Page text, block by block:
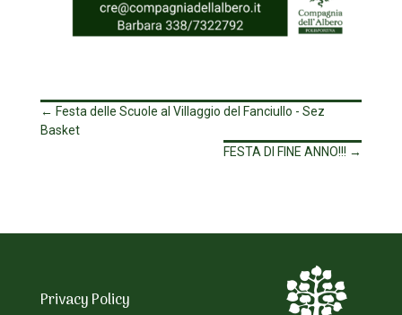
← Festa delle Scuole al Villaggio del Fanciullo - Sez
Basket
FESTA DI FINE ANNO!!! →
Privacy Policy